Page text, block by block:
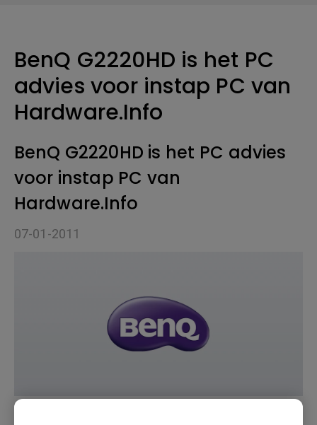
BenQ G2220HD is het PC
advies voor instap PC van
Hardware.Info
BenQ G2220HD is het PC advies
voor instap PC van
Hardware.Info
07-01-2011